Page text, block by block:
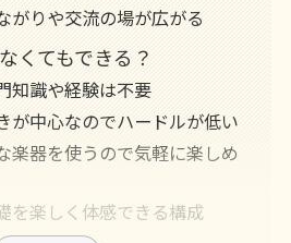
がりや交流の場が広がる
くてもできる？
知識や経験は不要
が中心なのでハードルが低い
楽器を使うので気軽に楽しめ
を楽しく体感できる構成